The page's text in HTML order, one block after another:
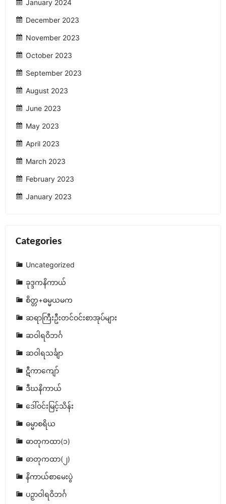
January 2024
December 2023
November 2023
October 2023
September 2023
August 2023
June 2023
May 2023
April 2023
March 2023
February 2023
January 2023
Categories
Uncategorized
ခုဒ္ဒကနိကာယ်
စိတ္တ+ဓမ္မယမက
ဆရာကြီးဦးတင်ဝင်းစာအုပ်များ
ဆဝါရဝိဘင်္ဂ
ဆဝါရသင်္ချာ
ဋီကာကျော်
ဒီဃနိကာယ်
ဒေါ်ဝင်းမြင့်သိန်း
ဓမ္မာစရိယ
ဓာတုကထာ(၁)
ဓာတုကထာ(၂)
နိကာယ်စာမေးပွဲ
ပဉှာဝါရဝိဘင်္ဂ